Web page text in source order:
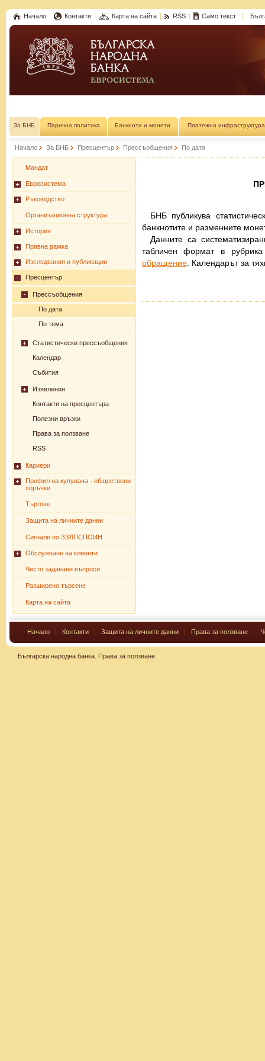
Начало Контакти Карта на сайта RSS Само текст
За БНБ Парична политика Банкноти и монети Платежна инфраструктура
Начало За БНБ Пресцентър Прессъобщения По дата
Мандат
Евросистема
Ръководство
Организационна структура
История
Правна рамка
Изследвания и публикации
Пресцентър
Прессъобщения
По дата
По тема
Статистически прессъобщения
Календар
Събития
Изявления
Контакти на пресцентъра
Полезни връзки
Права за ползване
RSS
Кариери
Профил на купувача - обществени
поръчки
Търгове
Защита на личните данни
Сигнали по ЗЗЛПСПОИН
Обслужване на клиенти
Често задавани въпроси
Разширено търсене
Карта на сайта
БНБ публикува
банкнотите и разменните
Данните са
табличен формат в
обращение. Календарът за
Начало Контакти Защита на личните данни Права за ползване
Българска народна банка. Права за ползване